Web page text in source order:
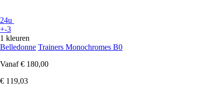
24u
+-3
1 kleuren
Belledonne Trainers Monochromes B0
Vanaf € 180,00
€ 119,03